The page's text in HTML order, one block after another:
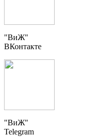
"ВиЖ"
ВКонтакте
"ВиЖ"
Telegram